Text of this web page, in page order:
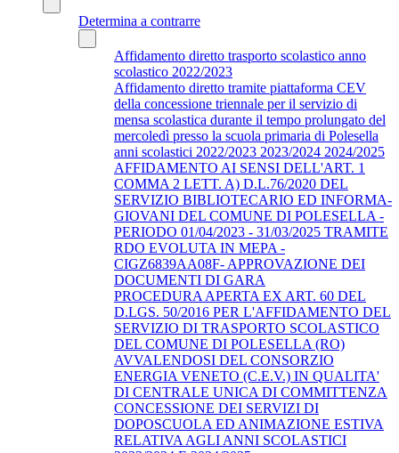
Determina a contrarre
Affidamento diretto trasporto scolastico anno
scolastico 2022/2023
Affidamento diretto tramite piattaforma CEV
della concessione triennale per il servizio di
mensa scolastica durante il tempo prolungato del
mercoledì presso la scuola primaria di Polesella
anni scolastici 2022/2023 2023/2024 2024/2025
AFFIDAMENTO AI SENSI DELL'ART. 1
COMMA 2 LETT. A) D.L.76/2020 DEL
SERVIZIO BIBLIOTECARIO ED INFORMA-
GIOVANI DEL COMUNE DI POLESELLA -
PERIODO 01/04/2023 - 31/03/2025 TRAMITE
RDO EVOLUTA IN MEPA -
CIGZ6839AA08F- APPROVAZIONE DEI
DOCUMENTI DI GARA
PROCEDURA APERTA EX ART. 60 DEL
D.LGS. 50/2016 PER L'AFFIDAMENTO DEL
SERVIZIO DI TRASPORTO SCOLASTICO
DEL COMUNE DI POLESELLA (RO)
AVVALENDOSI DEL CONSORZIO
ENERGIA VENETO (C.E.V.) IN QUALITA'
DI CENTRALE UNICA DI COMMITTENZA
CONCESSIONE DEI SERVIZI DI
DOPOSCUOLA ED ANIMAZIONE ESTIVA
RELATIVA AGLI ANNI SCOLASTICI